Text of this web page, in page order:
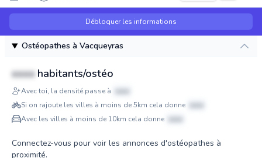
Débloquer les informations
Ostéopathes à Vacqueyras
xxxx habitants/ostéo
Avec toi, la densité passe à
xxxx
Si on rajoute les villes à moins de 5km cela donne
xxxx
Avec les villes à moins de 10km cela donne
xxxx
Connectez-vous pour voir les annonces d'ostéopathes à
proximité.